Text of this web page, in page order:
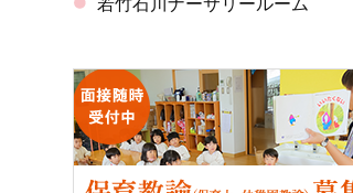
若竹石川ナーサリールーム